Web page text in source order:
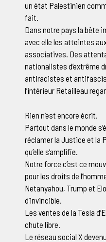
un état Palestinien
fait.
Dans notre pays la bête
avec elle les atteintes
associatives. Des
nationalistes d’extrême
antiracistes et
l’intérieur Retailleau
Rien n’est encore écrit.
Partout dans le monde
réclamer la Justice et la
qu’elle s’amplifie.
Notre force c’est ce
pour les droits de
Netanyahou, Trump et
d’invincible.
Les ventes de la Tesla
chute libre.
Le réseau social X